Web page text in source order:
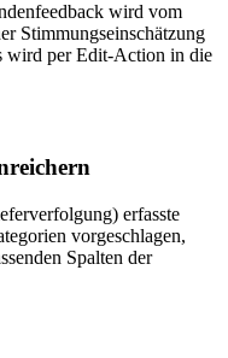
wird vom
Stimmungseinschätzung
wird per Edit-Action in die
erfasste
vorgeschlagen,
Spalten der